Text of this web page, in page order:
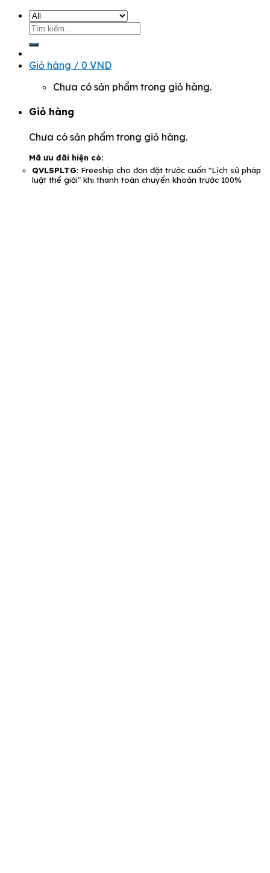
Tìm
Giỏ hàng / 0 VND
Chưa có sản phẩm trong giỏ hàng.
Giỏ hàng
Chưa có sản phẩm trong giỏ hàng.
Mã ưu đãi hiện có:
QVLSPLTG: Freeship cho đơn đặt trước cuốn "Lịch sử pháp
luật thế giới" khi thanh toán chuyển khoản trước 100%